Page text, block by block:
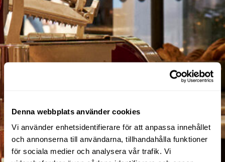
Denna webbplats använder cookies
Vi använder enhetsidentifierare för att anpassa innehållet
och annonserna till användarna, tillhandahålla funktioner
för sociala medier och analysera vår trafik. Vi